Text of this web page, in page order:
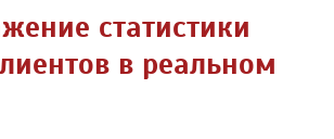
статистики
в реальном